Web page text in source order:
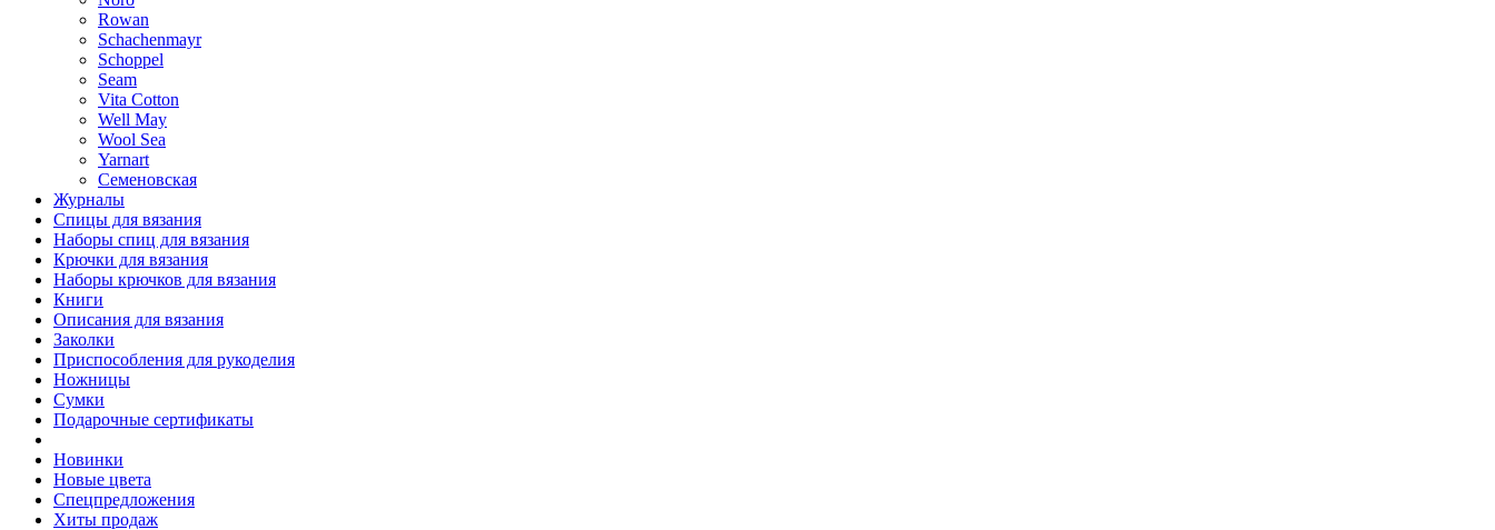
Rowan
Schachenmayr
Schoppel
Seam
Vita Cotton
Well May
Wool Sea
Yarnart
Семеновская
Журналы
Спицы для вязания
Наборы спиц для вязания
Крючки для вязания
Наборы крючков для вязания
Книги
Описания для вязания
Заколки
Приспособления для рукоделия
Ножницы
Сумки
Подарочные сертификаты
Новинки
Новые цвета
Спецпредложения
Хиты продаж